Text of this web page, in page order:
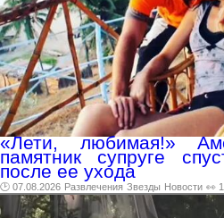
«Лети, любимая!»
памятник супруге
после ее ухода
🕑 07.08.2026 Развлечения Звезды Новости 👀